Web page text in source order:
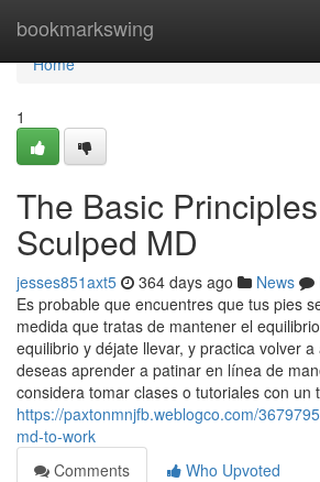
bookmarkswing
Home
Home
1
The Basic
Sculped MD
jesses851axt5 364 days ago News
Es probable que encuentres que tus pies
medida que tratas de mantener el
equilibrio y déjate llevar, y practica volver
deseas aprender a patinar en línea de
considera tomar clases o tutoriales con un
https://paxtonmnjfb.weblogco.com/
md-to-work
Comments
Who Upvoted